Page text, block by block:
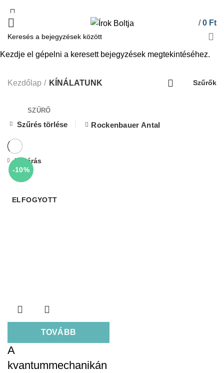
/ 0 Ft
KÍNÁLATUNK
Kezdőlap KÍNÁLATUNK Szűrők
SZŰRŐ
Szűrés törlése Rockenbauer Antal
-10%
ELFOGYOTT
TOVÁBB
Bezárás
A
kvantummechanikán
Kezdje el gépelni a keresett bejegyzések megtekintéséhez.